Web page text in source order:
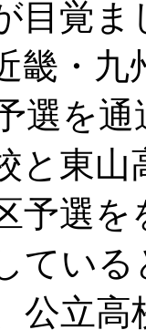
目覚
畿・
選を
と東
予選
てい
公立